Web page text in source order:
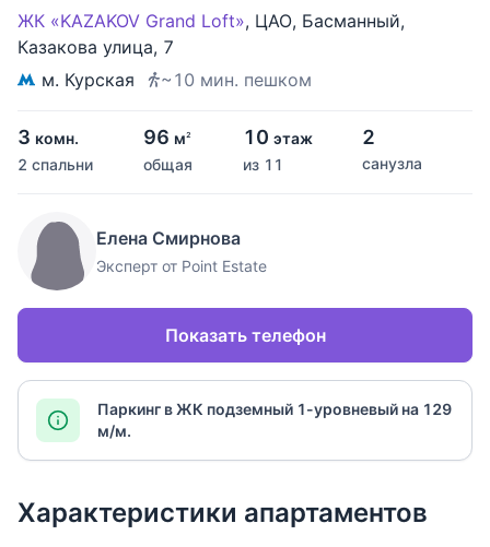
ЖК «KAZAKOV Grand Loft», ЦАО, Басманный,
Казакова улица, 7
м. Курская
~10 мин. пешком
3 комн.
2 спальни
96 м2
общая
10 этаж
из 11
2
санузла
Елена Смирнова
Эксперт от Point Estate
Показать телефон
Паркинг в ЖК подземный 1-уровневый на 129
м/м.
Характеристики апартаментов